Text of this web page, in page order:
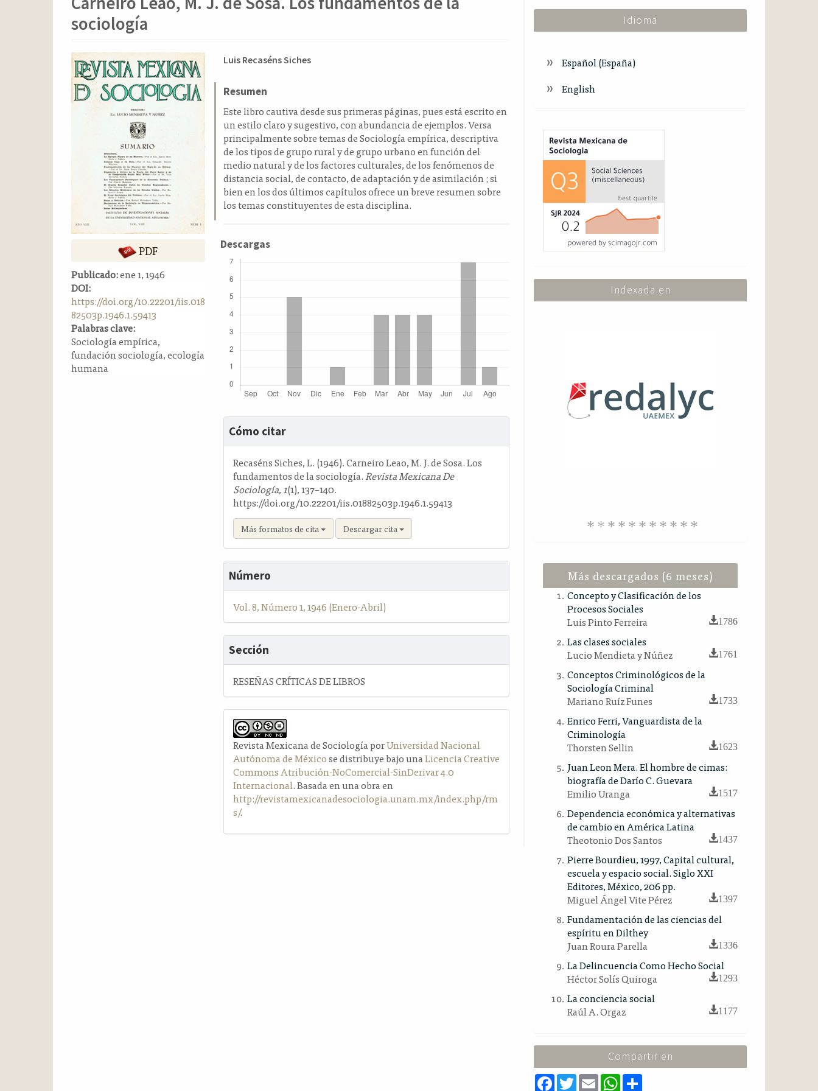
sociología
Barra
lateral
del
artículo
PDF
Publicado:ene 1, 1946
DOI:
https://doi.org/10.22201/iis.018
82503p.1946.1.59413
Palabras clave:
Sociología empírica,
fundación sociología, ecología
humana
Contenido
del
artículo
Luis Recaséns Siches
Resumen
Este libro cautiva desde sus primeras páginas, pues está escrito en
un estilo claro y sugestivo, con abundancia de ejemplos. Versa
principalmente sobre temas de Sociología empírica, descriptiva
de los tipos de grupo rural y de grupo urbano en función del
medio natural y de los factores culturales, de los fenómenos de
distancia social, de contacto, de adaptación y de asimilación ; si
bien en los dos últimos capítulos ofrece un breve resumen sobre
los temas constituyentes de esta disciplina.
Descargas
Detalles
del
artículo
Cómo citar
Recaséns Siches, L. (1946). Carneiro Leao, M. J. de Sosa. Los
fundamentos de la sociología.Revista Mexicana De
Sociología,1(1), 137–140.
https://doi.org/10.22201/iis.01882503p.1946.1.59413
Más formatos de cita Descargar cita
Número
Vol. 8, Número 1, 1946 (Enero-Abril)
Sección
RESEÑAS CRÍTICAS DE LIBROS
Revista Mexicana de Sociología porUniversidad Nacional
Autónoma de Méxicose distribuye bajo unaLicencia Creative
Commons Atribución-NoComercial-SinDerivar 4.0
Internacional. Basada en una obra en
http://revistamexicanadesociologia.unam.mx/index.php/rm
s/.
Idioma
Español (España)
English
Index
Indexada en
Más descargados (6 meses)
Concepto y Clasificación de los
Procesos Sociales
Luis Pinto Ferreira
1786
Las clases sociales
Lucio Mendieta y Núñez
1761
Conceptos Criminológicos de la
Sociología Criminal
Mariano Ruíz Funes
1733
Enrico Ferri, Vanguardista de la
Criminología
Thorsten Sellin
1623
Juan Leon Mera. El hombre de cimas:
biografía de Darío C. Guevara
Emilio Uranga
1517
Dependencia económica y alternativas
de cambio en América Latina
Theotonio Dos Santos
1437
Pierre Bourdieu, 1997, Capital cultural,
escuela y espacio social. Siglo XXI
Editores, México, 206 pp.
Miguel Ángel Vite Pérez
1397
Fundamentación de las ciencias del
espíritu en Dilthey
Juan Roura Parella
1336
La Delincuencia Como Hecho Social
Héctor Solís Quiroga
1293
La conciencia social
Raúl A. Orgaz
1177
Compartir en
F T E W